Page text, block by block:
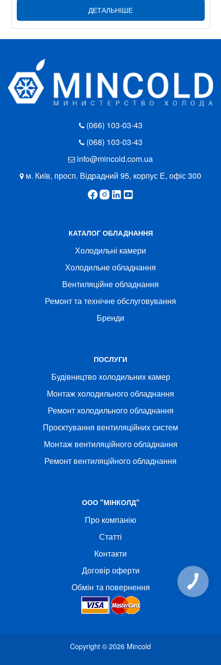
ДЕТАЛЬНІШЕ
(066) 103-03-43
(068) 103-03-43
info@mincold.com.ua
м. Київ, просп. Відрадний 95, корпус Е, офіс 300
КАТАЛОГ ОБЛАДНАННЯ
Холодильні камери
Холодильне обладнання
Вентиляційне обладнання
Ремонт та технічне обслуговування
Бренди
ПОСЛУГИ
Будівництво холодильних камер
Монтаж холодильного обладнання
Ремонт холодильного обладнання
Проєктування вентиляційних систем
Монтаж вентиляційного обладнання
Ремонт вентиляційного обладнання
ООО "МІНКОЛД"
Про компанію
Статті
Контакти
Договір оферти
Обмін та повернення
Copyright © 2026 Mincold
КНОПКА
СВЯЗИ